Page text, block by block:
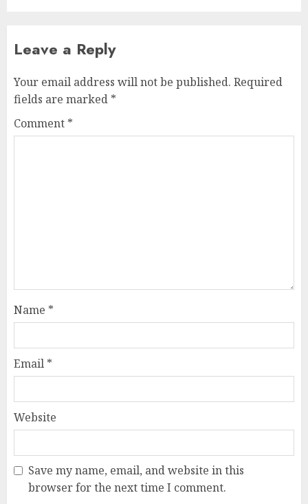
Leave a Reply
Your email address will not be published. Required
fields are marked *
Comment *
Name *
Email *
Website
Save my name, email, and website in this
browser for the next time I comment.